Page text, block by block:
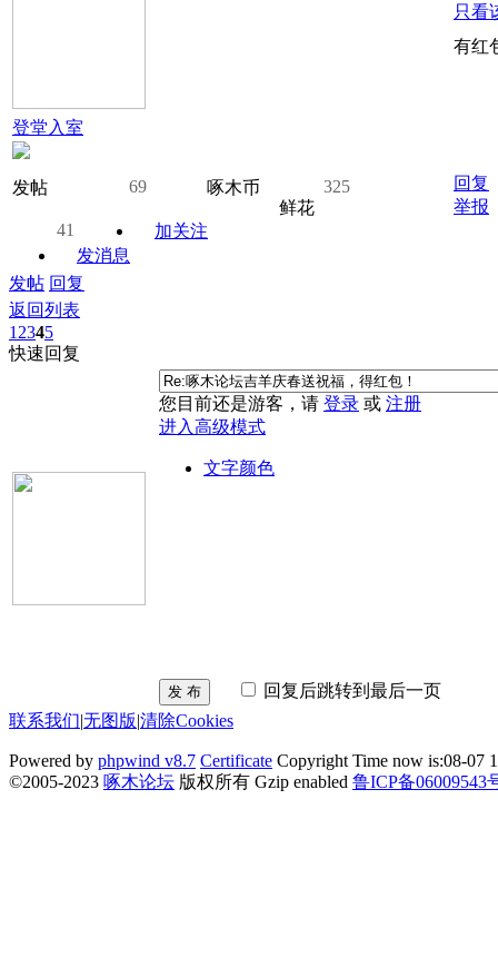
登堂入室
发帖 69 啄木币
325
鲜花
41
加关注
发消息
只看
有红
回复
举报
发帖 回复
返回列表
1 2345
快速回复
您目前还是游客，请 登录 或 注册
进入高级模式
文字颜色
发 布
回复后跳转到最后一页
联系我们|无图版|清除Cookies
Powered by phpwind v8.7 Certificate Copyright Time now is:08-07
©2005-2023 啄木论坛 版权所有 Gzip enabled 鲁ICP备06009543